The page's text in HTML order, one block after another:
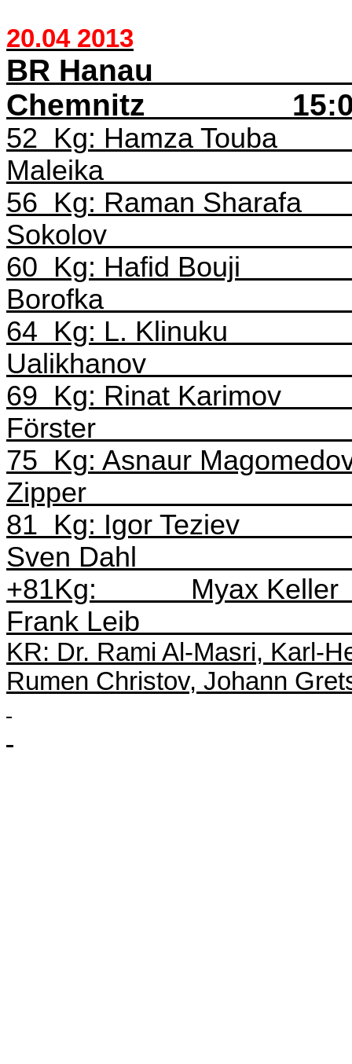
20.04 2013
BR Hanau
Chemnitz
52 Kg: Hamza Touba
Maleika
56 Kg: Raman Sharafa
Sokolov
60 Kg: Hafid Bouji
Borofka
64 Kg: L. Klinuku
Ualikhanov
69 Kg: Rinat Karimov
Förster
75 Kg: Asnaur
Zipper
81 Kg: Igor Teziev
Sven Dahl
+81Kg:
Myax Keller
Frank Leib
KR: Dr. Rami Al-Masri, Karl-
Rumen Christov, Johann